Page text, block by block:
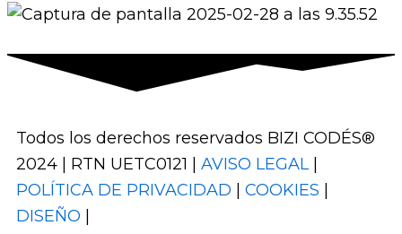
Todos los derechos reservados BIZI CODÉS®
2024 | RTN UETC0121 | AVISO LEGAL|
POLÍTICA DE PRIVACIDAD
COOKIES
DISEÑO